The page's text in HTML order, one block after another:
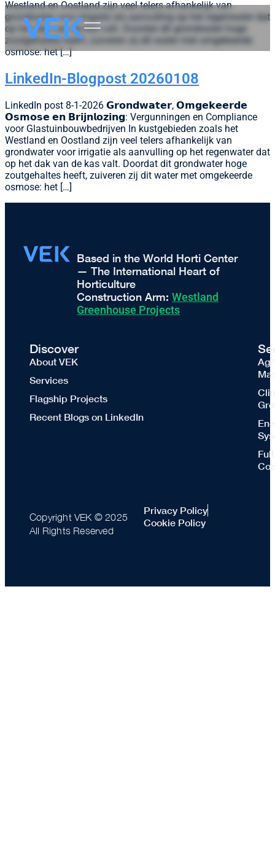
Westland en Oostland zijn veel telers afhankelijk van
grondwater voor irrigatie als aanvulling op het regenwater dat
op het dak van de kas valt. Doordat dit grondwater hoge
zoutgehaltes heeft, zuiveren zij dit water met omgekeerde
osmose: het […]
LinkedIn-Blogpost 20260108
LinkedIn post 8-1-2026 𝗚𝗿𝗼𝗻𝗱𝘄𝗮𝘁𝗲𝗿, 𝗢𝗺𝗴𝗲𝗸𝗲𝗲𝗿𝗱𝗲
𝗢𝘀𝗺𝗼𝘀𝗲 𝗲𝗻 𝗕𝗿𝗶𝗷𝗻𝗹𝗼𝘇𝗶𝗻𝗴: Vergunningen en Compliance
voor Glastuinbouwbedrijven In kustgebieden zoals het
Westland en Oostland zijn veel telers afhankelijk van
grondwater voor irrigatie als aanvulling op het regenwater dat
op het dak van de kas valt. Doordat dit grondwater hoge
zoutgehaltes heeft, zuiveren zij dit water met omgekeerde
osmose: het […]
Based in the World Horti Center
— The International Heart of
Horticulture
Construction Arm:Westland
Greenhouse Projects
Discover
About VEK
Services
Flagship Projects
Recent Blogs on LinkedIn
Copyright VEK © 2025
All Rights Reserved
Privacy Policy
Cookie Policy